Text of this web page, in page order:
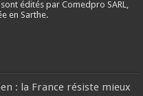
édités par Comedpro SARL,
en Sarthe.
: la France résiste mieux